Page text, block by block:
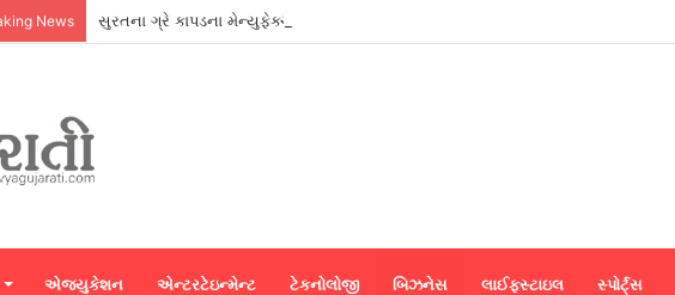
News સુરતના ગ્રે કાપડના મેન્યુફેક્ચરર્સ કોઈપણ મધ્યસ્થી વગર સીધા જ શ્રીલંકાના આધુનિક
એજ્યુકેશન એન્ટરટેઇન્મેન્ટ ટેકનોલોજી બિઝનેસ લાઈફસ્ટાઇલ સ્પોર્ટ્સ